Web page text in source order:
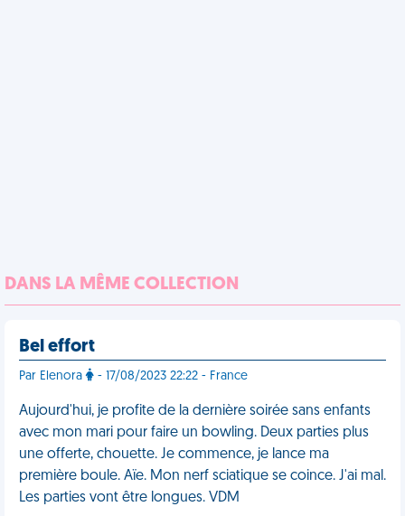
DANS LA MÊME COLLECTION
Bel effort
Par Elenora - 17/08/2023 22:22 - France
Aujourd'hui, je profite de la dernière soirée sans enfants
avec mon mari pour faire un bowling. Deux parties plus
une offerte, chouette. Je commence, je lance ma
première boule. Aïe. Mon nerf sciatique se coince. J'ai mal.
Les parties vont être longues. VDM